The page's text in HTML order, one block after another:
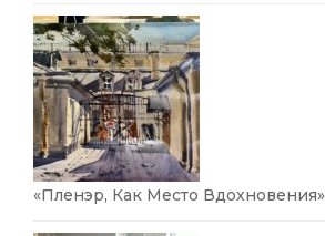
«Пленэр, Как Место Вдохновения»